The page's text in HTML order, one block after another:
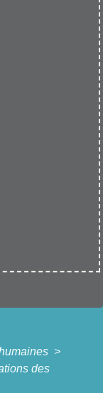
>
des